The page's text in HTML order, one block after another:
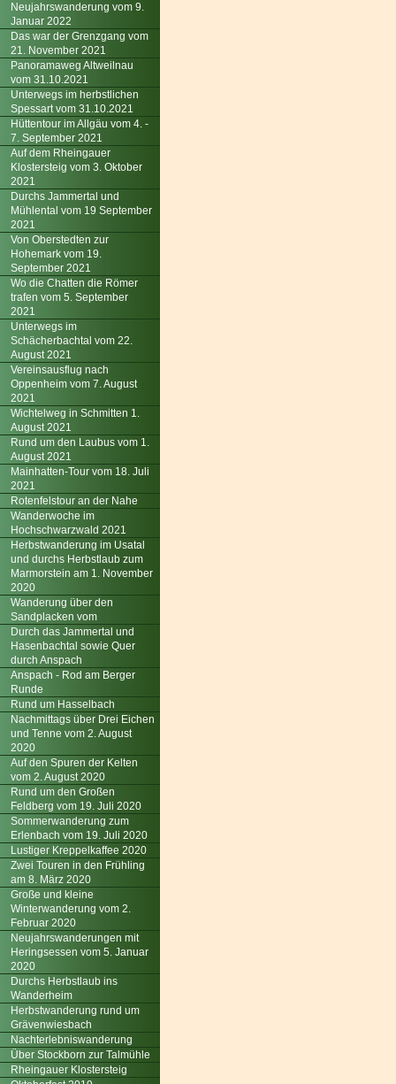
Neujahrswanderung vom 9.
Januar 2022
Das war der Grenzgang vom
21. November 2021
Panoramaweg Altweilnau
vom 31.10.2021
Unterwegs im herbstlichen
Spessart vom 31.10.2021
Hüttentour im Allgäu vom 4. -
7. September 2021
Auf dem Rheingauer
Klostersteig vom 3. Oktober
2021
Durchs Jammertal und
Mühlental vom 19 September
2021
Von Oberstedten zur
Hohemark vom 19.
September 2021
Wo die Chatten die Römer
trafen vom 5. September
2021
Unterwegs im
Schächerbachtal vom 22.
August 2021
Vereinsausflug nach
Oppenheim vom 7. August
2021
Wichtelweg in Schmitten 1.
August 2021
Rund um den Laubus vom 1.
August 2021
Mainhatten-Tour vom 18. Juli
2021
Rotenfelstour an der Nahe
Wanderwoche im
Hochschwarzwald 2021
Herbstwanderung im Usatal
und durchs Herbstlaub zum
Marmorstein am 1. November
2020
Wanderung über den
Sandplacken vom
Durch das Jammertal und
Hasenbachtal sowie Quer
durch Anspach
Anspach - Rod am Berger
Runde
Rund um Hasselbach
Nachmittags über Drei Eichen
und Tenne vom 2. August
2020
Auf den Spuren der Kelten
vom 2. August 2020
Rund um den Großen
Feldberg vom 19. Juli 2020
Sommerwanderung zum
Erlenbach vom 19. Juli 2020
Lustiger Kreppelkaffee 2020
Zwei Touren in den Frühling
am 8. März 2020
Große und kleine
Winterwanderung vom 2.
Februar 2020
Neujahrswanderungen mit
Heringsessen vom 5. Januar
2020
Durchs Herbstlaub ins
Wanderheim
Herbstwanderung rund um
Grävenwiesbach
Nachterlebniswanderung
Über Stockborn zur Talmühle
Rheingauer Klostersteig